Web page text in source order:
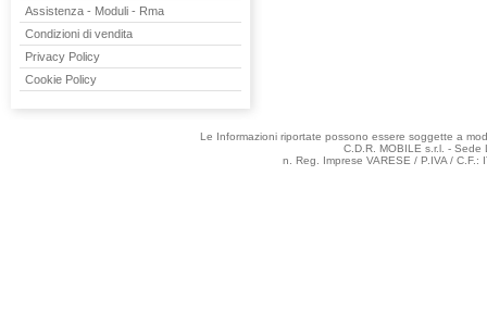
Assistenza - Moduli - Rma
Condizioni di vendita
Privacy Policy
Cookie Policy
Le Informazioni riportate possono essere soggette a
C.D.R. MOBILE s.r.l. -
n. Reg. Imprese VARESE / P.IVA /